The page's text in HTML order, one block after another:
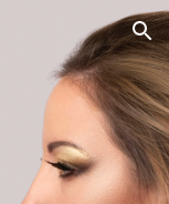
Skip to navigation